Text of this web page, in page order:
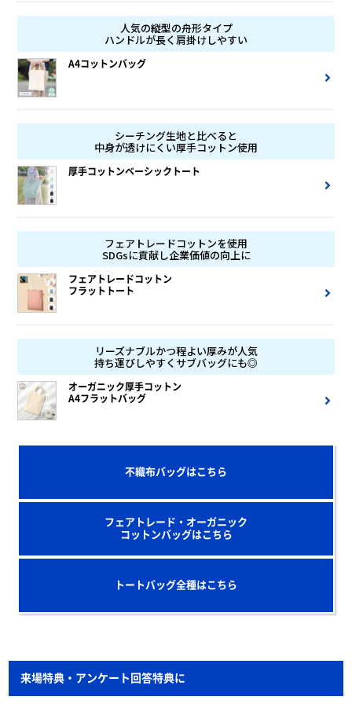
人気の縦型の舟形タイプ
ハンドルが長く肩掛けしやすい
A4コットンバッグ
シーチング生地と比べると
中身が透けにくい厚手コットン使用
厚手コットンベーシックトート
フェアトレードコットンを使用
SDGsに貢献し企業価値の向上に
フェアトレードコットン
フラットトート
リーズナブルかつ程よい厚みが人気
持ち運びしやすくサブバッグにも◎
オーガニック厚手コットン
A4フラットバッグ
不織布バッグはこちら
フェアトレード・オーガニック
コットンバッグはこちら
トートバッグ全種はこちら
来場特典・アンケート回答特典に